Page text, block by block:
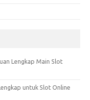
Lengkap Main Slot
untuk Slot Online